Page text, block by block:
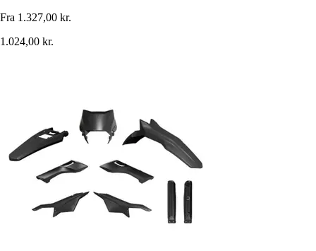
Fra 1.327,00 kr.
1.024,00 kr.